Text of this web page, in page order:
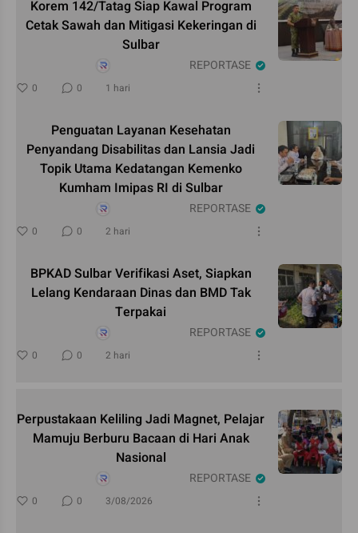
Korem 142/Tatag Siap Kawal Program
Cetak Sawah dan Mitigasi Kekeringan di
Sulbar
REPORTASE
0 0 1 hari
Penguatan Layanan Kesehatan
Penyandang Disabilitas dan Lansia Jadi
Topik Utama Kedatangan Kemenko
Kumham Imipas RI di Sulbar
REPORTASE
0 0 2 hari
BPKAD Sulbar Verifikasi Aset, Siapkan
Lelang Kendaraan Dinas dan BMD Tak
Terpakai
REPORTASE
0 0 2 hari
Perpustakaan Keliling Jadi Magnet, Pelajar
Mamuju Berburu Bacaan di Hari Anak
Nasional
REPORTASE
0 0 3/08/2026